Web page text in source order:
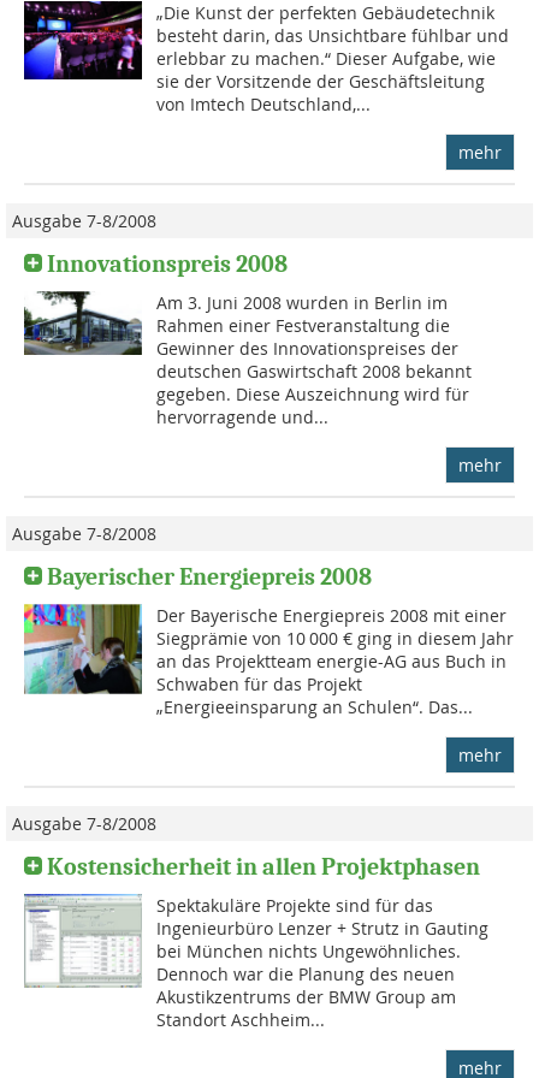
„Die Kunst der perfekten Gebäude­technik
besteht darin, das Unsicht­bare fühlbar und
erlebbar zu machen.“ Dieser Aufgabe, wie
sie der Vorsitzende der Geschäftsleitung
von Imtech Deutschland,...
mehr
Ausgabe 7-8/2008
Innovationspreis 2008
Am 3. Juni 2008 wurden in Berlin im
Rahmen einer Festveranstaltung die
Gewinner des Innovationspreises der
deutschen Gaswirtschaft 2008 bekannt
gegeben. Diese Auszeichnung wird für
hervorragende und...
mehr
Ausgabe 7-8/2008
Bayerischer Energiepreis 2008
Der Bayerische Energiepreis 2008 mit einer
Siegprämie von 10 000 € ging in diesem Jahr
an das Projektteam energie-AG aus Buch in
Schwaben für das Projekt
„Energieeinsparung an Schulen“. Das...
mehr
Ausgabe 7-8/2008
Kostensicherheit in allen Projektphasen
Spektakuläre Projekte sind für das
Ingenieurbüro Lenzer + Strutz in Gauting
bei München nichts Ungewöhnliches.
Dennoch war die Planung des neuen
Akustikzentrums der BMW Group am
Standort Aschheim...
mehr